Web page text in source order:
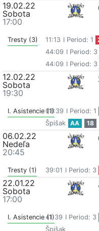
19.02.22
Sobota
17:00
Tresty (3) 11:13 I Period: 1
44:09 I Period: 3
44:09 I Period: 3
12.02.22
Sobota
19:30
I. Asistencie (1)03:39 I Period: 1
Špišak
AA 18
06.02.22
Nedeľa
20:45
Tresty (1) 39:01 I Period: 3
22.01.22
Sobota
17:00
I. Asistencie (1)41:39 I Period: 3
Špišak